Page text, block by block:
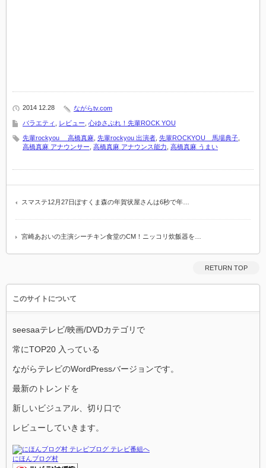
2014 12.28 ながらtv.com
バラエティ レビュー 心ゆさぶれ！先輩ROCK YOU
先輩rockyou 高橋真麻 先輩rockyou 出演者 先輩ROCKYOU 馬場典子
高橋真麻 アナウンサー 高橋真麻 アナウンス能力 高橋真麻 うまい
スマステ12月27日ぽすくま森の年賀状屋さんは6秒で年…
宮崎あおいの主演シーチキン食堂のCM！ニッコリ炊飯器を…
RETURN TOP
このサイトについて
seesaaテレビ/映画/DVDカテゴリで
常にTOP20 入っている
ながらテレビのWordPressバージョンです。
最新のトレンドを
新しいビジュアル、切り口で
レビューしていきます。
にほんブログ村